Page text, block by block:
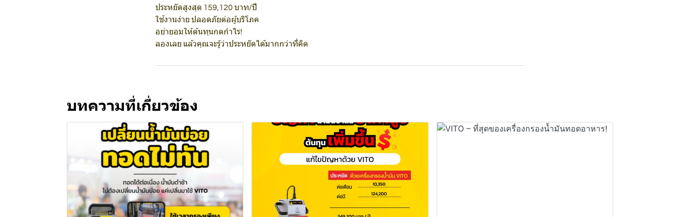
ประหยัดสูงสุด 159,120 บาท/ปี
ใช้งานง่าย ปลอดภัยต่อผู้บริโภค
อย่ายอมให้ต้นทุนกดกำไร!
ลองเลย แล้วคุณจะรู้ว่าประหยัดได้มากกว่าที่คิด
บทความที่เกี่ยวข้อง